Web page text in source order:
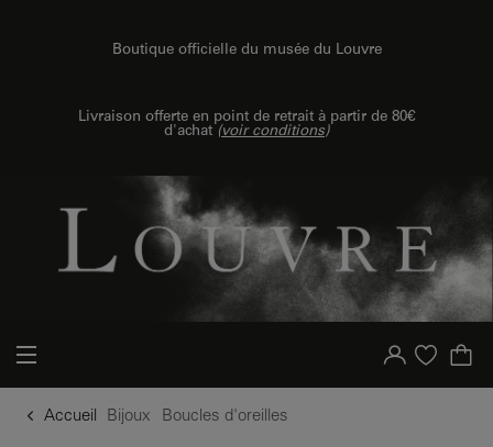
Boutique officielle du musée du Louvre
Livraison offerte en point de retrait à partir de 80€
d'achat (voir conditions)
Votre compte
Liste d'achat
Accueil Bijoux Boucles d'oreilles